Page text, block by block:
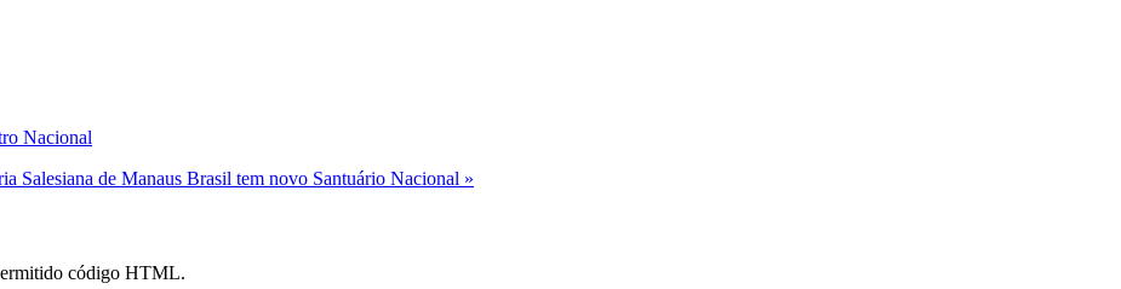
Nacional
Salesiana de Manaus Brasil tem novo Santuário Nacional »
código HTML.